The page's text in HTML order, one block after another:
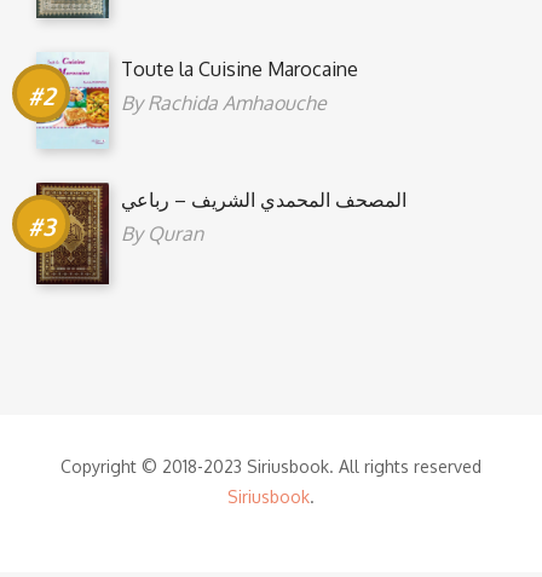
Toute la Cuisine Marocaine
ByRachida Amhaouche
المصحف المحمدي الشريف – رباعي
By Quran
Copyright © 2018-2023 Siriusbook. All rights reserved
Siriusbook.